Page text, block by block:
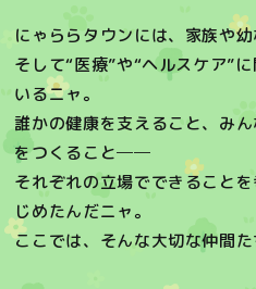
にゃららタウンには、家族や幼
そして“医療”や“ヘルスケア”
いるニャ。
誰かの健康を支えること、み
をつくること──
それぞれの立場でできること
じめたんだニャ。
ここでは、そんな大切な仲間